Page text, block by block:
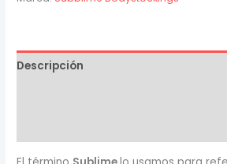
Cuello
Descripción